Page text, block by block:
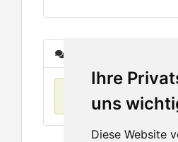
Ihre
uns
Diese Website
Keine Einträge